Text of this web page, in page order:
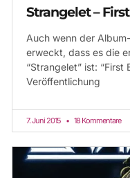
Strangelet –
Auch wenn der
erweckt, dass es die
“Strangelet” ist:
Veröffentlichung
7. Juni 2015 18 Kommentare